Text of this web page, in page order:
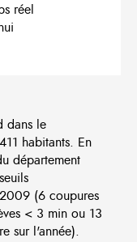
réel
dans le
habitants. En
département
(6 coupures
< 3 min ou 13
sur l'année).